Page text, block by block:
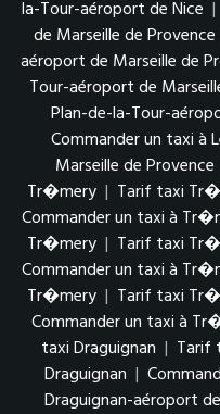
la-Tour-aéroport de Nice |
de Marseille de Provence
aéroport de Marseille de
Tour-aéroport de
Plan-de-la-Tour-
Commander un taxi à
Marseille de Provence
Tr�mery | Tarif taxi
Commander un taxi à
Tr�mery | Tarif taxi
Commander un taxi à
Tr�mery | Tarif taxi
Commander un taxi à
taxi Draguignan | Tarif
Draguignan |
Draguignan-aéroport